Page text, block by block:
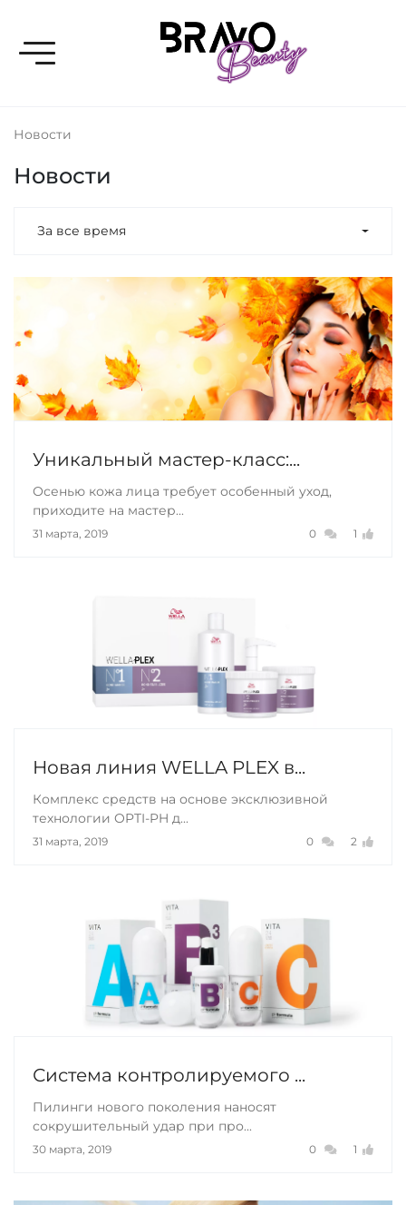
Toggle navigation
Новости
Новости
За все время
Уникальный мастер-класс:...
Осенью кожа лица требует особенный уход,
приходите на мастер...
31 марта, 2019 0 1
Новая линия WELLA PLEX в...
Комплекс средств на основе эксклюзивной
технологии OPTI-PH д...
31 марта, 2019 0 2
Система контролируемого ...
Пилинги нового поколения наносят
сокрушительный удар при про...
30 марта, 2019 0 1